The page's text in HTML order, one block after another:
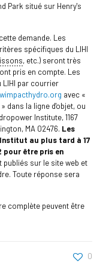
Park situé sur Henry's
demande. Les
spécifiques du LIHI
, etc.) seront très
pris en compte. Les
LIHI par courrier
avec «
dans la ligne d'objet, ou
Institute, 1167
MA 02476. Les
au plus tard à 17
pour être pris en
sur le site web et
Toute réponse sera
complète peuvent être
0